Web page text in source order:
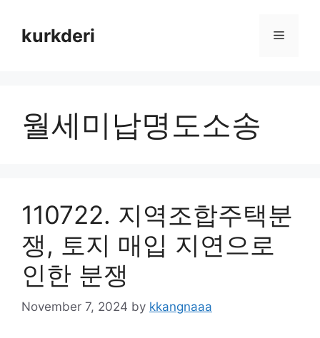
contentkurkderi Menu
월세미납명도소송
110722. 지역조합주택분
쟁, 토지 매입 지연으로
인한 분쟁
November 7, 2024 by kkangnaaa